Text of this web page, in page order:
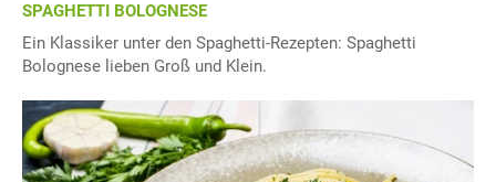
SPAGHETTI BOLOGNESE
Ein Klassiker unter den Spaghetti-Rezepten: Spaghetti
Bolognese lieben Groß und Klein.